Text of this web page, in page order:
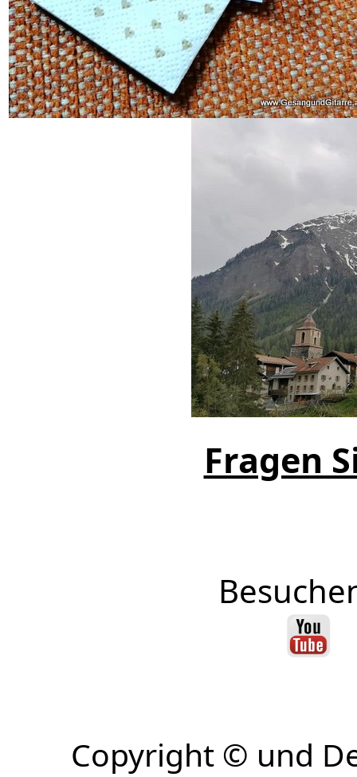
Fragen
Copyright © und